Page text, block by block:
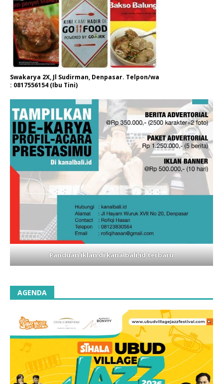
Swakarya 2X, Jl Sudirman, Denpasar. Telpon/wa
: 0817556154 (Ibu Tini)
Panduan iklan di kanalbali,id terbaru
AGENDA